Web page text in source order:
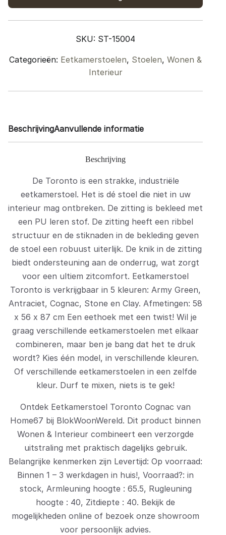
quantity
SKU: ST-15004
Categorieën: Eetkamerstoelen, Stoelen, Wonen &
Interieur
BeschrijvingAanvullende informatie
Beschrijving
De Toronto is een strakke, industriële
eetkamerstoel. Het is dé stoel die niet in uw
interieur mag ontbreken. De zitting is bekleed met
een PU leren stof. De zitting heeft een ribbel
structuur en de stiknaden in de bekleding geven
de stoel een robuust uiterlijk. De knik in de zitting
biedt ondersteuning aan de onderrug, wat zorgt
voor een ultiem zitcomfort. Eetkamerstoel
Toronto is verkrijgbaar in 5 kleuren: Army Green,
Antraciet, Cognac, Stone en Clay. Afmetingen: 58
x 56 x 87 cm Een eethoek met een twist! Wil je
graag verschillende eetkamerstoelen met elkaar
combineren, maar ben je bang dat het te druk
wordt? Kies één model, in verschillende kleuren.
Of verschillende eetkamerstoelen in een zelfde
kleur. Durf te mixen, niets is te gek!
Ontdek Eetkamerstoel Toronto Cognac van
Home67 bij BlokWoonWereld. Dit product binnen
Wonen & Interieur combineert een verzorgde
uitstraling met praktisch dagelijks gebruik.
Belangrijke kenmerken zijn Levertijd: Op voorraad:
Binnen 1 – 3 werkdagen in huis!, Voorraad?: in
stock, Armleuning hoogte : 65.5, Rugleuning
hoogte : 40, Zitdiepte : 40. Bekijk de
mogelijkheden online of bezoek onze showroom
voor persoonlijk advies.